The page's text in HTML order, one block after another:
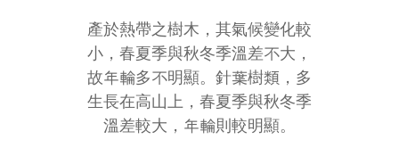
產於熱帶之樹木，其氣候變化較
小，春夏季與秋冬季溫差不大，
故年輪多不明顯。針葉樹類，多
生長在高山上，春夏季與秋冬季
溫差較大，年輪則較明顯。